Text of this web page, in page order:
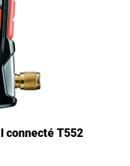
connecté T552